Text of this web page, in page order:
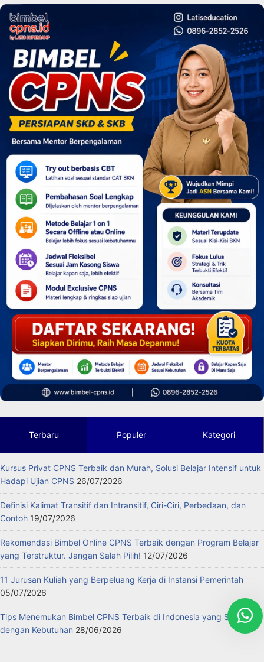
Terbaru Populer Kategori
Kursus Privat CPNS Terbaik dan Murah, Solusi Belajar Intensif untuk
Hadapi Ujian CPNS 26/07/2026
Definisi Kalimat Transitif dan Intransitif, Ciri-Ciri, Perbedaan, dan
Contoh 19/07/2026
Rekomendasi Bimbel Online CPNS Terbaik dengan Program Belajar
yang Terstruktur. Jangan Salah Pilih! 12/07/2026
11 Jurusan Kuliah yang Berpeluang Kerja di Instansi Pemerintah
05/07/2026
Tips Menemukan Bimbel CPNS Terbaik di Indonesia yang Sesuai
dengan Kebutuhan 28/06/2026